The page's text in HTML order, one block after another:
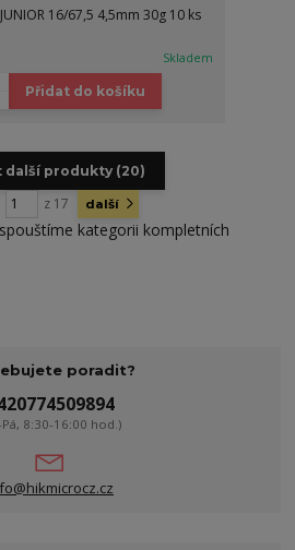
16/67,5 4,5mm 30g 10 ks
Skladem
Přidat do košíku
další produkty (20)
z 17 další
kategorii kompletních
poradit?
Pá, 8:30-16:00 hod.)